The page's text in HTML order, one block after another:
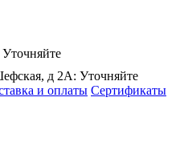
д 2А: Уточняйте
и оплаты Сертификаты